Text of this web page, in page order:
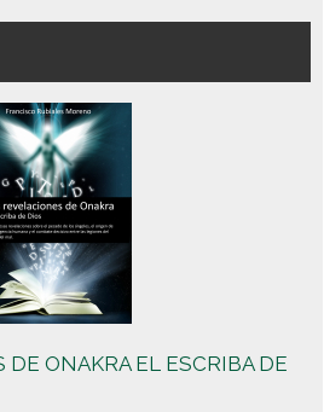
DE ONAKRA EL ESCRIBA DE